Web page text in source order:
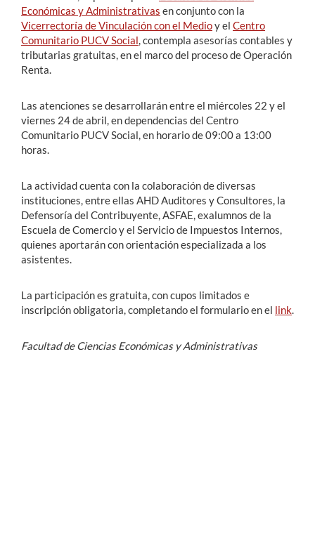
Económicas y Administrativas en conjunto con la
Vicerrectoría de Vinculación con el Medioy el Centro
Comunitario PUCV Social , contempla asesorías contables y
tributarias gratuitas, en el marco del proceso de Operación
Renta.
Las atenciones se desarrollarán entre el miércoles 22 y el
viernes 24 de abril, en dependencias del Centro
Comunitario PUCV Social, en horario de 09:00 a 13:00
horas.
La actividad cuenta con la colaboración de diversas
instituciones, entre ellas AHD Auditores y Consultores, la
Defensoría del Contribuyente, ASFAE, exalumnos de la
Escuela de Comercio y el Servicio de Impuestos Internos,
quienes aportarán con orientación especializada a los
asistentes.
La participación es gratuita, con cupos limitados e
inscripción obligatoria, completando el formulario en el link
Facultad de Ciencias Económicas y Administrativas